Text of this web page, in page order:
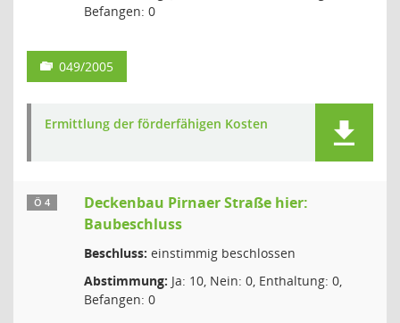
Befangen: 0
049/2005
Ermittlung der förderfähigen Kosten
Ö 4
Deckenbau Pirnaer Straße hier:
Baubeschluss
Beschluss: einstimmig beschlossen
Abstimmung: Ja: 10, Nein: 0, Enthaltung: 0,
Befangen: 0